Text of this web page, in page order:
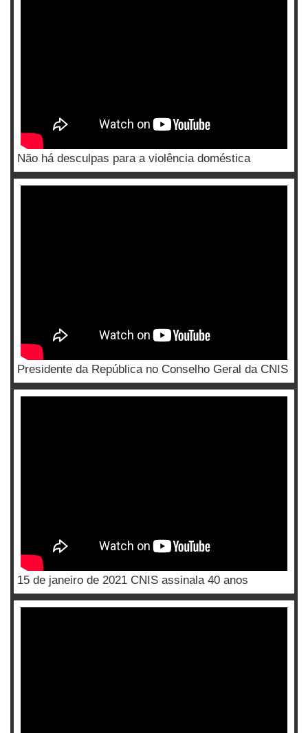
Não há desculpas para a violência doméstica
Presidente da República no Conselho Geral da CNIS
15 de janeiro de 2021 CNIS assinala 40 anos